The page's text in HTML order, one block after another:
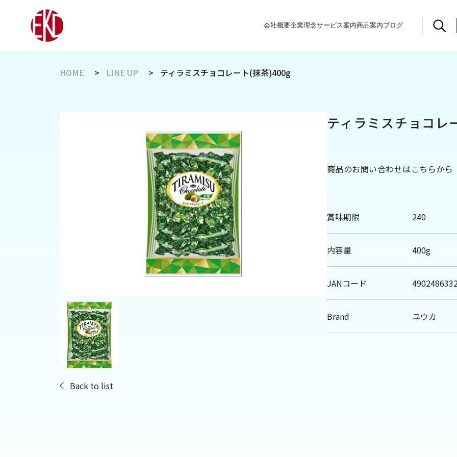
会社概要企業理念サービス案内商品案内ブログ
HOME LINE UP ティラミスチョコレート(抹茶)400g
Back to list
ティラミスチョコ
商品のお問い合わせはこちらから
賞味期限 240
内容量 400g
JANコード
Brand ユウカ